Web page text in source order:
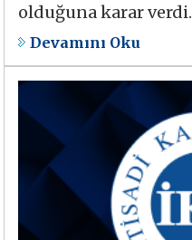
olduğuna karar verdi.
Devamını Oku